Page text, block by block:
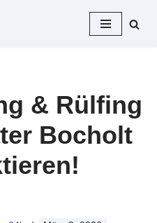
& Rülfing
Bocholt